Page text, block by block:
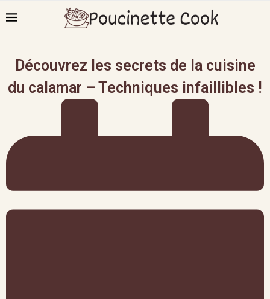
Découvrez les secrets de la cuisine
du calamar – Techniques infaillibles !